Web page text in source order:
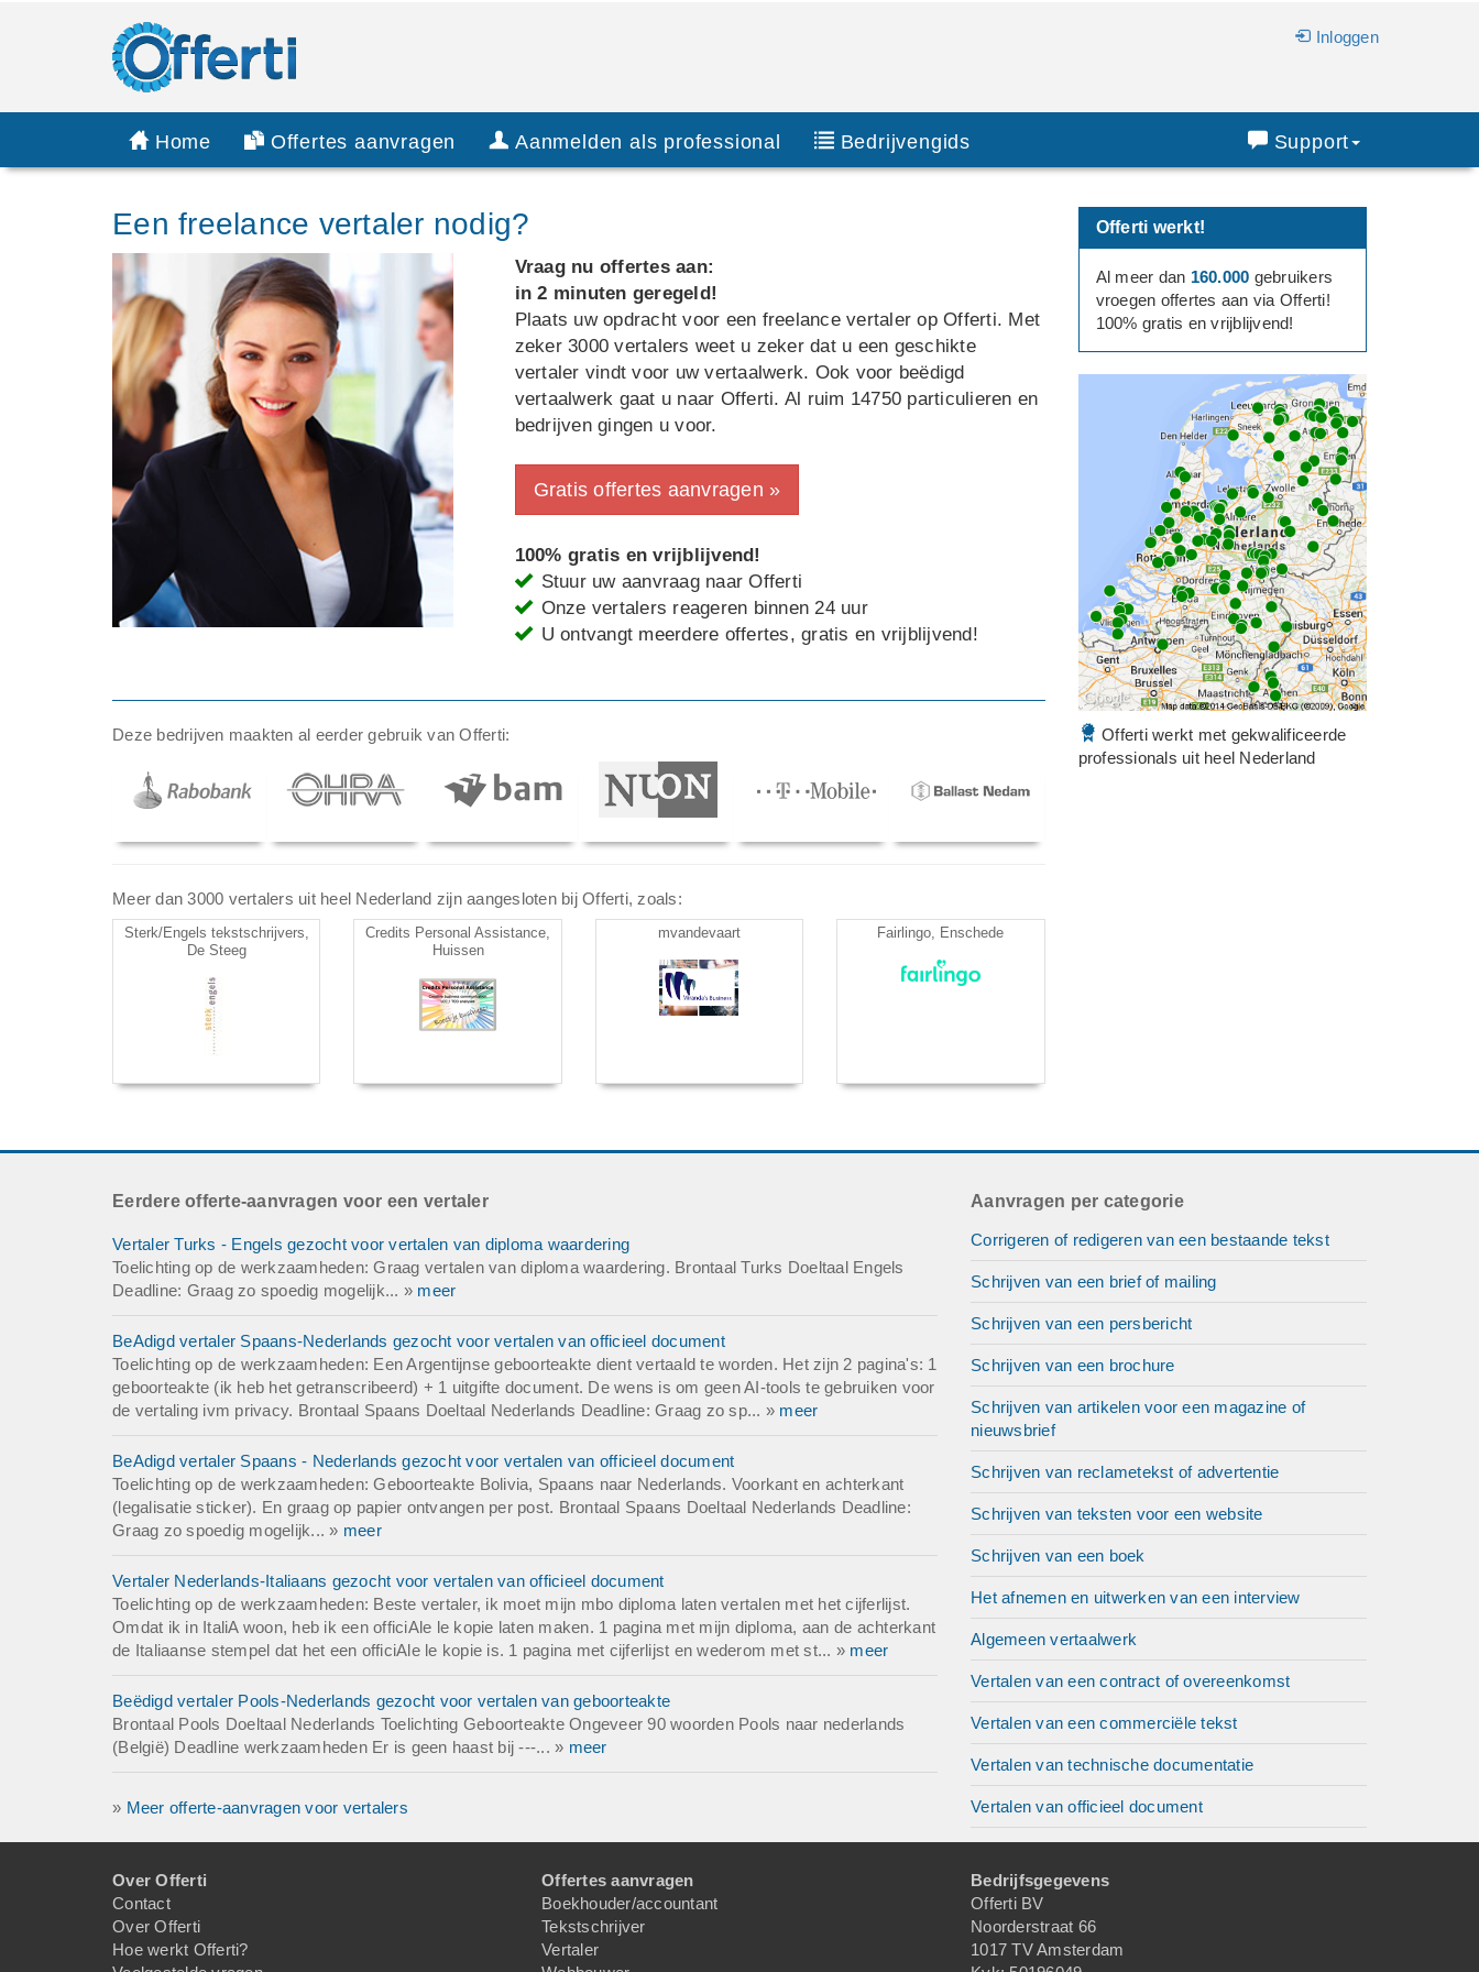
Inloggen
Home Offertes aanvragen Aanmelden als professional Bedrijvengids Support
Een freelance vertaler nodig?
Vraag nu offertes aan:
in 2 minuten geregeld!
Plaats uw opdracht voor een freelance vertaler op Offerti. Met
zeker 3000 vertalers weet u zeker dat u een geschikte
vertaler vindt voor uw vertaalwerk. Ook voor beëdigd
vertaalwerk gaat u naar Offerti. Al ruim 14750 particulieren en
bedrijven gingen u voor.
Gratis offertes aanvragen »
100% gratis en vrijblijvend!
Stuur uw aanvraag naar Offerti
Onze vertalers reageren binnen 24 uur
U ontvangt meerdere offertes, gratis en vrijblijvend!
Deze bedrijven maakten al eerder gebruik van Offerti:
Meer dan 3000 vertalers uit heel Nederland zijn aangesloten bij Offerti, zoals:
Sterk/Engels tekstschrijvers,
De Steeg
Credits Personal Assistance,
Huissen
mvandevaart Fairlingo, Enschede
Offerti werkt!
Al meer dan 160.000 gebruikers
vroegen offertes aan via Offerti!
100% gratis en vrijblijvend!
Offerti werkt met gekwalificeerde
professionals uit heel Nederland
Eerdere offerte-aanvragen voor een vertaler
Vertaler Turks - Engels gezocht voor vertalen van diploma waardering
Toelichting op de werkzaamheden: Graag vertalen van diploma waardering. Brontaal Turks Doeltaal Engels
Deadline: Graag zo spoedig mogelijk... » meer
BeAdigd vertaler Spaans-Nederlands gezocht voor vertalen van officieel document
Toelichting op de werkzaamheden: Een Argentijnse geboorteakte dient vertaald te worden. Het zijn 2 pagina's: 1
geboorteakte (ik heb het getranscribeerd) + 1 uitgifte document. De wens is om geen AI-tools te gebruiken voor
de vertaling ivm privacy. Brontaal Spaans Doeltaal Nederlands Deadline: Graag zo sp... » meer
BeAdigd vertaler Spaans - Nederlands gezocht voor vertalen van officieel document
Toelichting op de werkzaamheden: Geboorteakte Bolivia, Spaans naar Nederlands. Voorkant en achterkant
(legalisatie sticker). En graag op papier ontvangen per post. Brontaal Spaans Doeltaal Nederlands Deadline:
Graag zo spoedig mogelijk... » meer
Vertaler Nederlands-Italiaans gezocht voor vertalen van officieel document
Toelichting op de werkzaamheden: Beste vertaler, ik moet mijn mbo diploma laten vertalen met het cijferlijst.
Omdat ik in ItaliA woon, heb ik een officiAle le kopie laten maken. 1 pagina met mijn diploma, aan de achterkant
de Italiaanse stempel dat het een officiAle le kopie is. 1 pagina met cijferlijst en wederom met st... » meer
Beëdigd vertaler Pools-Nederlands gezocht voor vertalen van geboorteakte
Brontaal Pools Doeltaal Nederlands Toelichting Geboorteakte Ongeveer 90 woorden Pools naar nederlands
(België) Deadline werkzaamheden Er is geen haast bij ---... » meer
» Meer offerte-aanvragen voor vertalers
Aanvragen per categorie
Corrigeren of redigeren van een bestaande tekst
Schrijven van een brief of mailing
Schrijven van een persbericht
Schrijven van een brochure
Schrijven van artikelen voor een magazine of
nieuwsbrief
Schrijven van reclametekst of advertentie
Schrijven van teksten voor een website
Schrijven van een boek
Het afnemen en uitwerken van een interview
Algemeen vertaalwerk
Vertalen van een contract of overeenkomst
Vertalen van een commerciële tekst
Vertalen van technische documentatie
Vertalen van officieel document
Over Offerti
Contact
Over Offerti
Hoe werkt Offerti?
Offertes aanvragen
Boekhouder/accountant
Tekstschrijver
Vertaler
Bedrijfsgegevens
Offerti BV
Noorderstraat 66
1017 TV Amsterdam